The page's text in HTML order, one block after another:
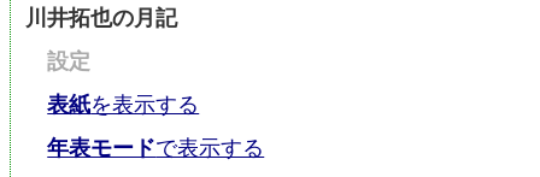
川井拓也の月記
設定
表紙を表示する
年表モードで表示する